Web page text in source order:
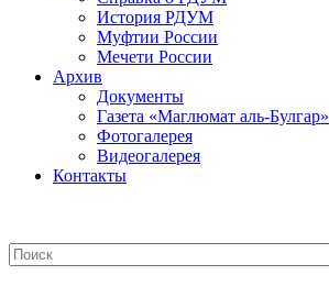
История РДУМ
Муфтии России
Мечети России
Архив
Документы
Газета «Маглюмат аль-Булгар»
Фотогалерея
Видеогалерея
Контакты